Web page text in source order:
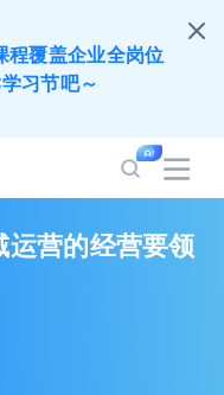
程覆盖企业全岗位
习节吧～
体验，快带团队
忘记自己也要成长
为培训人开放
适？国别文化与
营的经营要领